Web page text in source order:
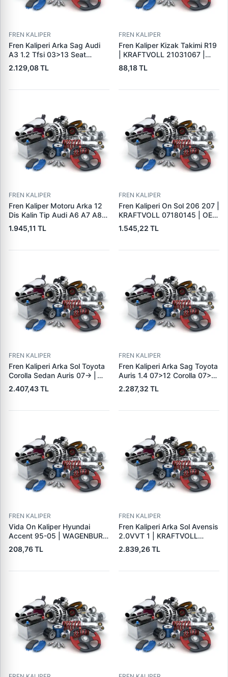
FREN KALIPER
Fren Kaliperi Arka Sag Audi
A3 1.2 Tfsi 03>13 Seat
Toledo 3 2.0 Tfsi Leon 1.6 Tdi
Altea Xl 1.6 04> Skoda Yeti
04>13 VW Jetta 4 1.4 Tfsi
2.129,08 TL
FREN KALIPER
Fren Kaliper Kizak Takimi R19
| KRAFTVOLL 21031067 |
OEM 7700201987
88,18 TL
FREN KALIPER
Fren Kaliper Motoru Arka 12
Dis Kalin Tip Audi A6 A7 A8
1.8 Tfsi 2.0 Tdi 2.0 Tfsi 3.0
Tdi 3.0 Tfsi 10> |
OEM 4H0998281
1.945,11 TL
FREN KALIPER
Fren Kaliperi On Sol 206 207 |
KRAFTVOLL 07180145 | OEM
4400N0 4400R6 441067
1.545,22 TL
FREN KALIPER
Fren Kaliperi Arka Sol Toyota
Corolla Sedan Auris 07-> |
KRAFTVOLL 07180025 |
OEM 4785002100
2.407,43 TL
FREN KALIPER
Fren Kaliperi Arka Sag Toyota
Auris 1.4 07>12 Corolla 07>18
| KRAFTVOLL 07180026 |
OEM 4783002100
2.287,32 TL
FREN KALIPER
Vida On Kaliper Hyundai
Accent 95-05 | WAGENBURG
15334036 | OEM 58162-
32300
208,76 TL
FREN KALIPER
Fren Kaliperi Arka Sol Avensis
2.0VVT 1 | KRAFTVOLL
07180035 | OEM
4785005030
2.839,26 TL